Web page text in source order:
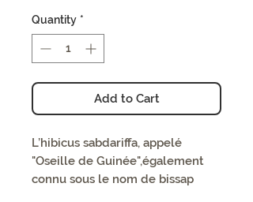
Quantity *
Add to Cart
L’hibicus sabdariffa, appelé
"Oseille de Guinée",également
connu sous le nom de bissap